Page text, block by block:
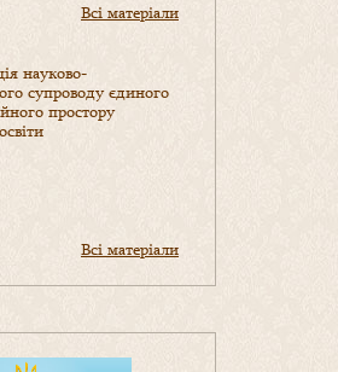
Всі матеріали
науково-
супроводу єдиного
простору
Всі матеріали